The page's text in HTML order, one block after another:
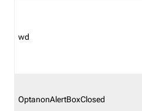
wd
OptanonAlertBoxClosed